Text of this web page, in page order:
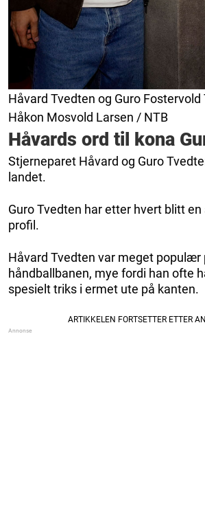
Håvard Tvedten og Guro Fostervold
Håkon Mosvold Larsen / NTB
Håvards ord til kona
Stjerneparet Håvard og Guro
landet.
Guro Tvedten har etter hvert blitt
profil.
Håvard Tvedten var meget populær
håndballbanen, mye fordi han ofte
spesielt triks i ermet ute på kanten.